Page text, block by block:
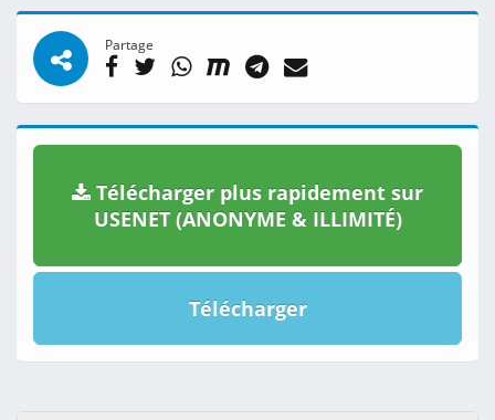
Partage
Télécharger plus rapidement sur
USENET (ANONYME & ILLIMITÉ)
Télécharger